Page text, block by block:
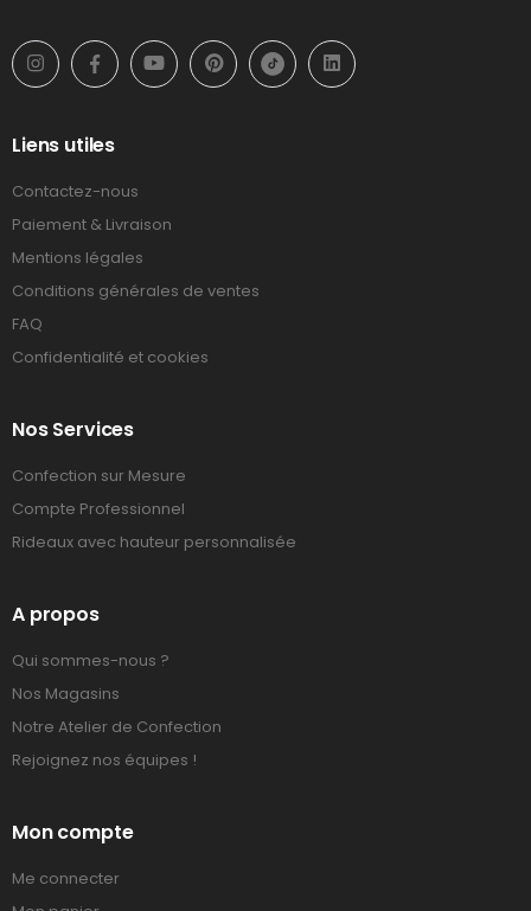
Liens utiles
Contactez-nous
Paiement & Livraison
Mentions légales
Conditions générales de ventes
FAQ
Confidentialité et cookies
Nos Services
Confection sur Mesure
Compte Professionnel
Rideaux avec hauteur personnalisée
A propos
Qui sommes-nous ?
Nos Magasins
Notre Atelier de Confection
Rejoignez nos équipes !
Mon compte
Me connecter